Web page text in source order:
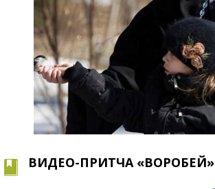
ВИДЕО-ПРИТЧА «ВОРОБЕЙ»